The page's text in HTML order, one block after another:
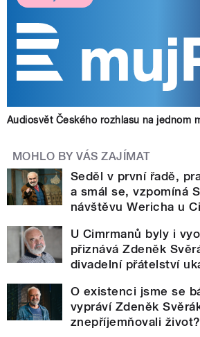
Audiosvět Českého rozhlasu na jednom
MOHLO BY VÁS ZAJÍMAT
Seděl v první řadě,
a smál se, vzpomíná
návštěvu Wericha u
U Cimrmanů byly i
přiznává Zdeněk
divadelní přátelství
O existenci jsme se
vypráví Zdeněk
znepříjemňovali život?